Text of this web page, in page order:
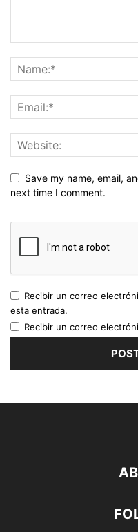
Save my name, email,
next time I comment.
Recibir un correo
esta entrada.
Recibir un correo